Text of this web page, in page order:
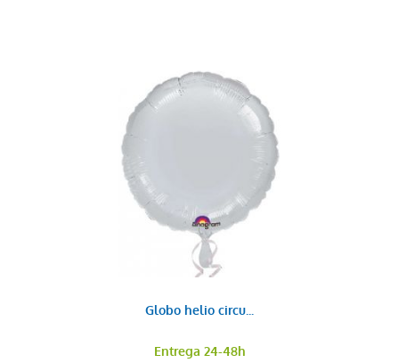
Globo helio circu...
Entrega 24-48h